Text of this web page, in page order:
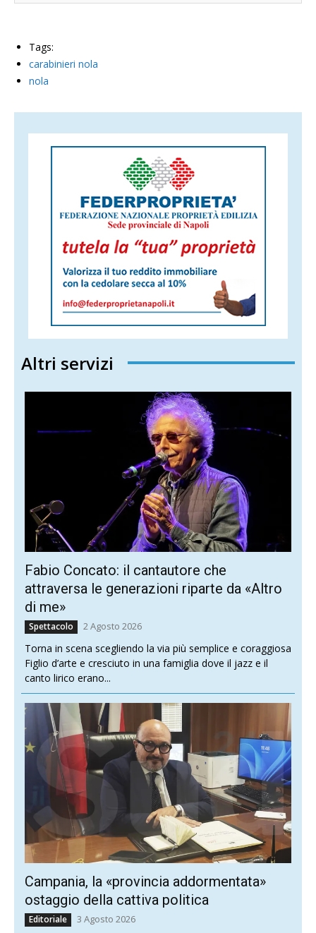
Tags:
carabinieri nola
nola
Altri servizi
Fabio Concato: il cantautore che
attraversa le generazioni riparte da «Altro
di me»
Spettacolo 2 Agosto 2026
Torna in scena scegliendo la via più semplice e coraggiosa
Figlio d’arte e cresciuto in una famiglia dove il jazz e il
canto lirico erano...
Campania, la «provincia addormentata»
ostaggio della cattiva politica
Editoriale 3 Agosto 2026